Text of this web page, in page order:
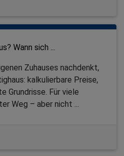
Wann sich ...
Zuhauses nachdenkt,
kalkulierbare Preise,
Grundrisse. Für viele
Weg – aber nicht ...